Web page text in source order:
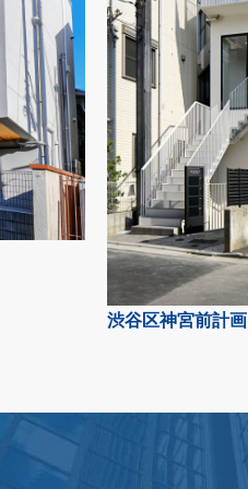
渋谷区神宮前計画